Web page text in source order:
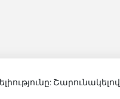
Շարունակելով